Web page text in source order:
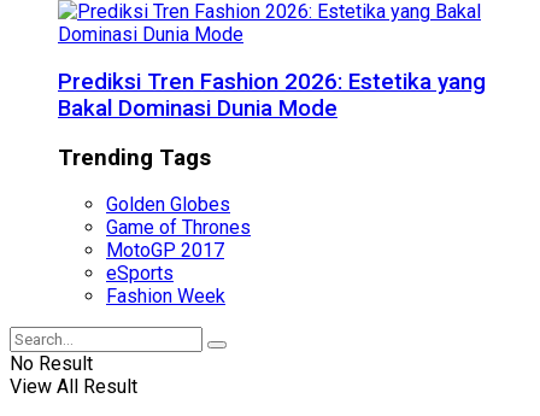
Prediksi Tren Fashion 2026: Estetika yang
Bakal Dominasi Dunia Mode
Trending Tags
Golden Globes
Game of Thrones
MotoGP 2017
eSports
Fashion Week
No Result
View All Result